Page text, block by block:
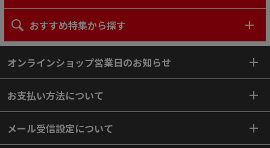
おすすめ特集から探す
オンラインショップ営業日のお知らせ
お支払い方法について
メール受信設定について